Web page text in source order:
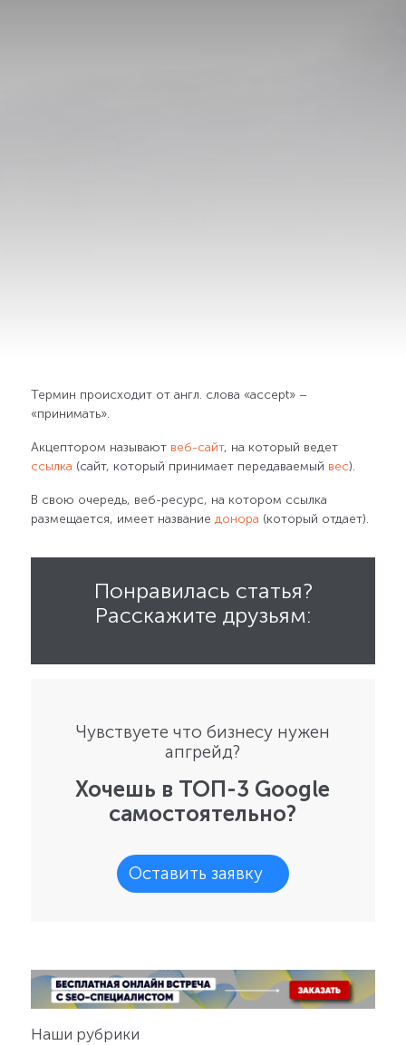
Термин происходит от англ. слова «accept» –
«принимать».
Акцептором называют веб-сайт, на который ведет
ссылка (сайт, который принимает передаваемый вес).
В свою очередь, веб-ресурс, на котором ссылка
размещается, имеет название донора (который отдает).
Понравилась статья?
Расскажите друзьям:
Чувствуете что бизнесу нужен
апгрейд?
Хочешь в ТОП-3 Google
самостоятельно?
Оставить заявку
Наши рубрики